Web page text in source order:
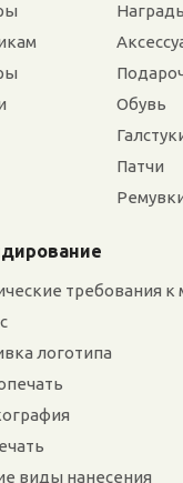
Обувь
Патчи
требования к
логотипа
виды нанесения